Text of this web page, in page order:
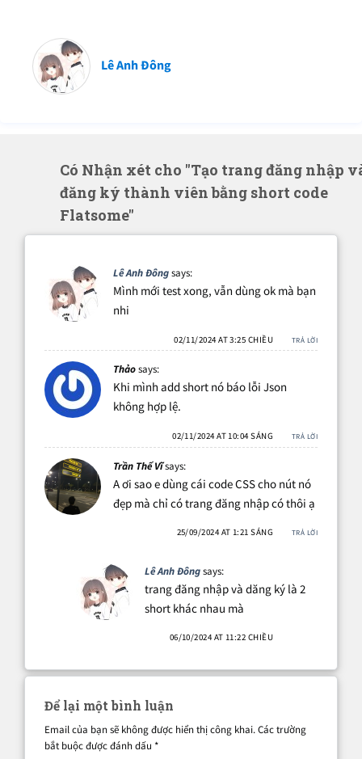
Lê Anh Đông
Có Nhận xét cho "Tạo trang đăng nhập
đăng ký thành viên bằng short code
Flatsome"
Lê Anh Đôngsays:
Mình mới test xong, vẫn dùng ok mà bạn
nhi
02/11/2024 AT 3:25 CHIỀU TRẢ LỜI
Thảosays:
Khi mình add short nó báo lỗi Json
không hợp lệ.
02/11/2024 AT 10:04 SÁNG TRẢ LỜI
Trần Thế Vĩsays:
A ơi sao e dùng cái code CSS cho nút nó
đẹp mà chỉ có trang đăng nhập có thôi ạ
25/09/2024 AT 1:21 SÁNG TRẢ LỜI
Lê Anh Đôngsays:
trang đăng nhập và dăng ký là 2
short khác nhau mà
06/10/2024 AT 11:22 CHIỀU
Để lại một bình luận
Email của bạn sẽ không được hiển thị công khai.Các trường
bắt buộc được đánh dấu *